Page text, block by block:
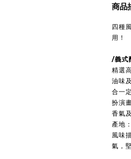
商品
四種
用！
/義
精選
油味
合一
扮演
香氣
產地
風味
氣，